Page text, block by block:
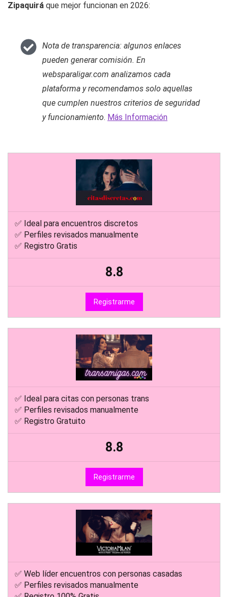
Zipaquirá que mejor funcionan en 2026:
Nota de transparencia: algunos enlaces
pueden generar comisión. En
websparaligar.com analizamos cada
plataforma y recomendamos solo aquellas
que cumplen nuestros criterios de seguridad
y funcionamiento. Más Información
✅ Ideal para encuentros discretos
✅ Perfiles revisados manualmente
✅ Registro Gratis
8.8
Registrarme
✅ Ideal para citas con personas trans
✅ Perfiles revisados manualmente
✅ Registro Gratuito
8.8
Registrarme
✅ Web líder encuentros con personas casadas
✅ Perfiles revisados manualmente